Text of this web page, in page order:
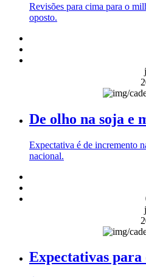
Revisões para cima para o
oposto.
De olho na soja e
Expectativa é de incremento
nacional.
Expectativas